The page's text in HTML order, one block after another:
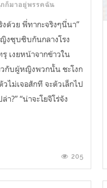
กก็มาอยู่พรรคฉัน
งด้วย พี่ทากะจริงๆนี่นา”
ญิงซุบซิบกันกลางโรง
เงยหน้าจากข้าวใน
กับผู้หญิงพวกนั้น ชะโงก
ไม่เจอสักที จะตัวเล็กไป
า?” “น่าจะโยจิโร่จัง
205